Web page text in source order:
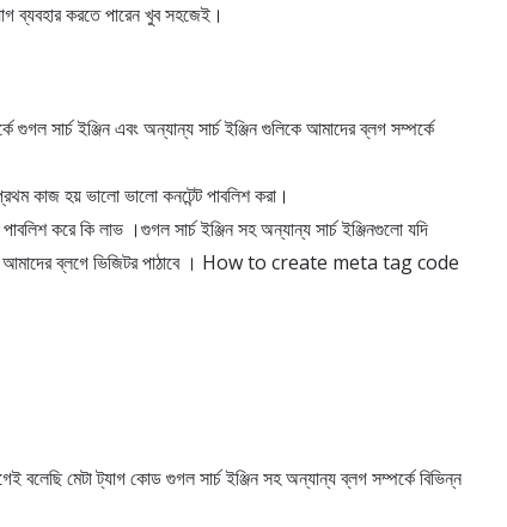
ব্যবহার করতে পারেন খুব সহজেই।
সার্চ ইঞ্জিন এবং অন্যান্য সার্চ ইঞ্জিন গুলিকে আমাদের ব্লগ সম্পর্কে
কাজ হয় ভালো ভালো কনটেন্ট পাবলিশ করা।
করে কি লাভ ।গুগল সার্চ ইঞ্জিন সহ অন্যান্য সার্চ ইঞ্জিনগুলো যদি
আমাদের ব্লগে ভিজিটর পাঠাবে । How to create meta tag code
মেটা ট্যাগ কোড গুগল সার্চ ইঞ্জিন সহ অন্যান্য ব্লগ সম্পর্কে বিভিন্ন